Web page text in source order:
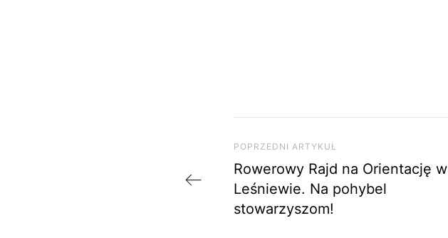
Poprzedni artykuł
POPRZEDNI ARTYKUŁ
Rowerowy Rajd na Orientację w
Leśniewie. Na pohybel
stowarzyszom!